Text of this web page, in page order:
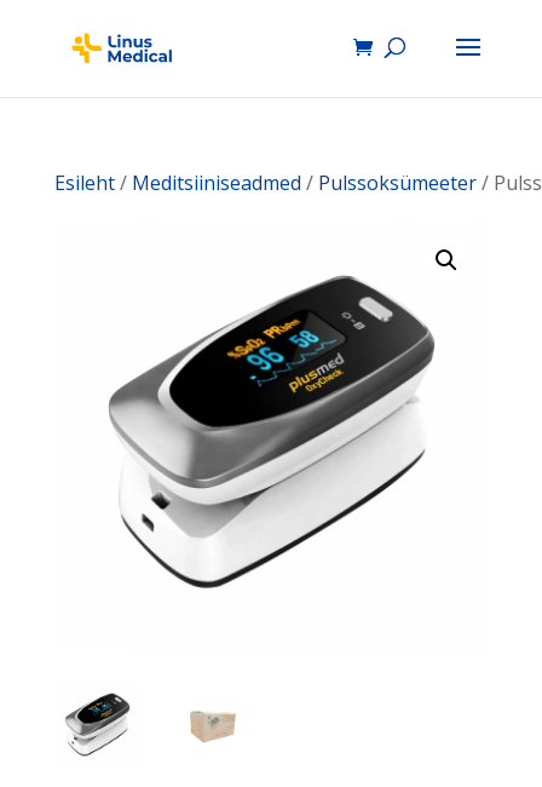
Esileht/ Meditsiiniseadmed / Pulssoksümeeter/